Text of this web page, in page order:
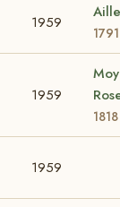
1959
1791
1959
1818
1959